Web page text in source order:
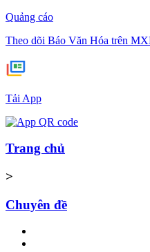
Quảng cáo
Theo dõi Báo Văn Hóa trên
Tải App
Trang chủ
>
Chuyên đề